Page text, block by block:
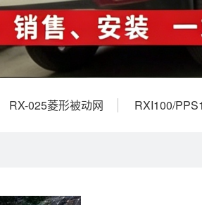
RX-025菱形被动网 RXI100/